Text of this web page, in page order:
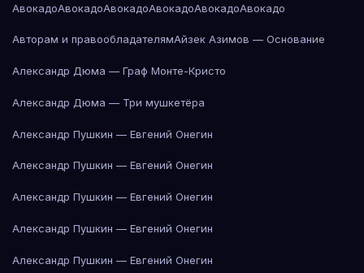
АвокадоАвокадоАвокадоАвокадоАвокадоАвокадо
Авторам и правообладателямАйзек Азимов — Основание
Александр Дюма — Граф Монте-Кристо
Александр Дюма — Три мушкетёра
Александр Пушкин — Евгений Онегин
Александр Пушкин — Евгений Онегин
Александр Пушкин — Евгений Онегин
Александр Пушкин — Евгений Онегин
Александр Пушкин — Евгений Онегин